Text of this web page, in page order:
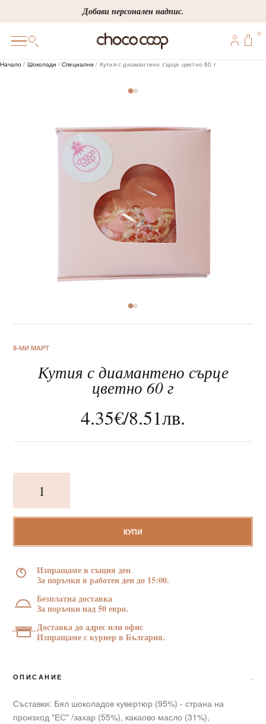
to
content
Добави персонален надпис.
КОРПОРАТИВНИ
За нас
Клиентско обслужване
Корпоративни подаръци
0
Начало / Шоколади /Специални / Кутия с диамантено сърце цветно 60 г
8-МИ МАРТ
Кутия с диамантено сърце
цветно 60 г
4.35€/8.51лв.
Кутия
с
сърце
60
КУПИ
Изпращаме в същия ден
За поръчки в работен ден до 15:00.
Безплатна доставка
За поръчки над 50 евро.
Доставка до адрес или офис
Изпращаме с куриер в България.
ОПИСАНИЕ
Съставки: Бял шоколадов кувертюр (95%) - страна на
произход "ЕС" /захар (55%), какаово масло (31%),